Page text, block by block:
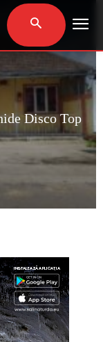
Disco Top